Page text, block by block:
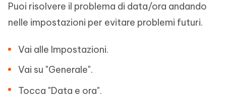
Puoi risolvere il problema di data/ora andando
nelle impostazioni per evitare problemi futuri.
Vai alle Impostazioni.
Vai su "Generale".
Tocca "Data e ora".